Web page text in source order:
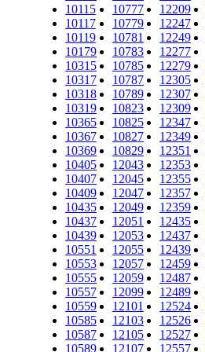
10115
10117
10119
10179
10315
10317
10318
10319
10365
10367
10369
10405
10407
10409
10435
10437
10439
10551
10553
10555
10557
10559
10585
10587
10589
10777
10779
10781
10783
10785
10787
10789
10823
10825
10827
10829
12043
12045
12047
12049
12051
12053
12055
12057
12059
12099
12101
12103
12105
12107
12209
12247
12249
12277
12279
12305
12307
12309
12347
12349
12351
12353
12355
12357
12359
12435
12437
12439
12459
12487
12489
12524
12526
12527
12557